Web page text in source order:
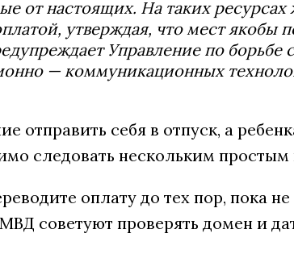
от настоящих. На таких
утверждая, что мест
Управление по
— коммуникационных
отправить себя в отпуск, а
следовать нескольким
оплату до тех пор, пока
советуют проверять домен и